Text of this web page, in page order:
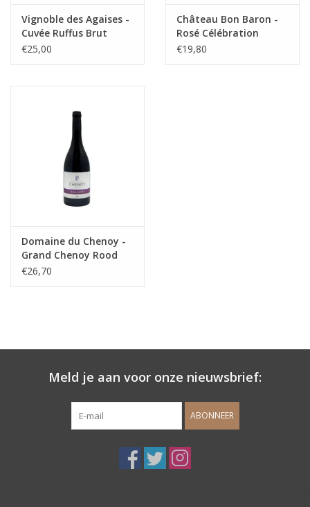
Vignoble des Agaises -
Cuvée Ruffus Brut
€25,00
Château Bon Baron -
Rosé Célébration
€19,80
Domaine du Chenoy -
Grand Chenoy Rood
€26,70
Meld je aan voor onze nieuwsbrief:
ABONNEER